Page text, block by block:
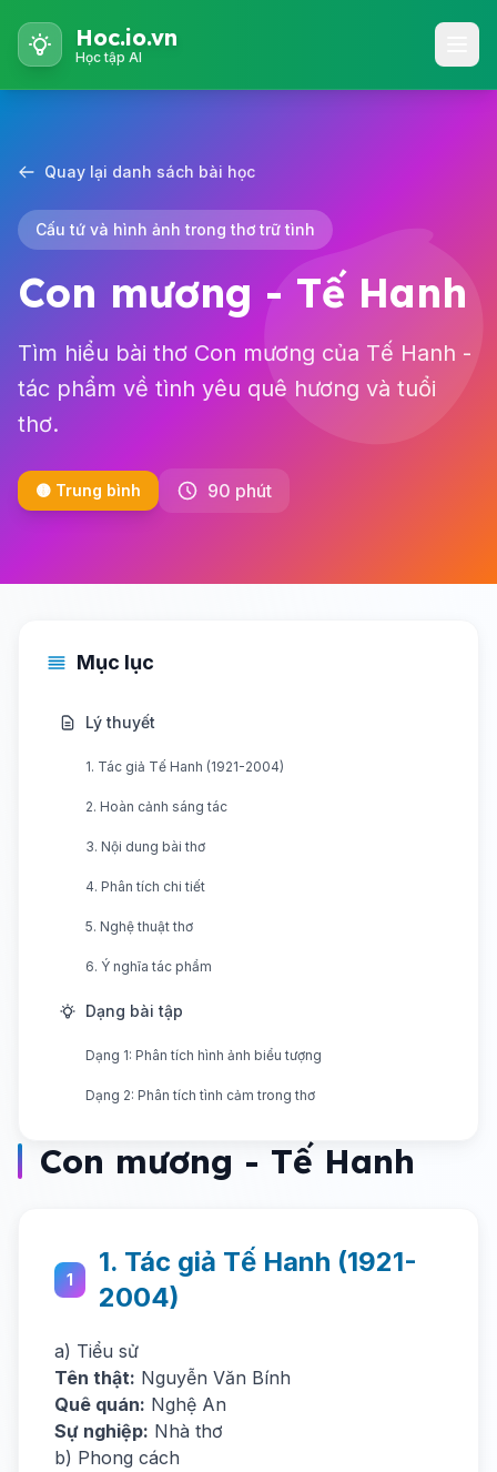
Hoc.io.vn
Học tập AI
Quay lại danh sách bài học
Cấu tứ và hình ảnh trong thơ trữ tình
Con mương - Tế Hanh
Tìm hiểu bài thơ Con mương của Tế Hanh -
tác phẩm về tình yêu quê hương và tuổi
thơ.
🟡 Trung bình 90 phút
Mục lục
Lý thuyết
1. Tác giả Tế Hanh (1921-2004)
2. Hoàn cảnh sáng tác
3. Nội dung bài thơ
4. Phân tích chi tiết
5. Nghệ thuật thơ
6. Ý nghĩa tác phẩm
Dạng bài tập
Dạng 1: Phân tích hình ảnh biểu tượng
Dạng 2: Phân tích tình cảm trong thơ
Con mương - Tế Hanh
1
1. Tác giả Tế Hanh (1921-
2004)
a) Tiểu sử
Tên thật: Nguyễn Văn Bính
Quê quán: Nghệ An
Sự nghiệp: Nhà thơ
b) Phong cách